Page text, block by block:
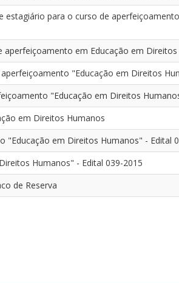
para o curso de
em Educação em
"Educação em Direitos
"Educação em Direitos
em Direitos Humanos
"Educação em Direitos Humanos" - Edital
Humanos" - Edital 039-2015
de Reserva